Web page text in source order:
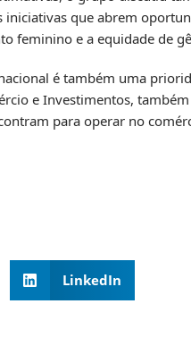
que abrem
feminino e a equidade de
é também uma
e Investimentos,
para operar no
LinkedIn